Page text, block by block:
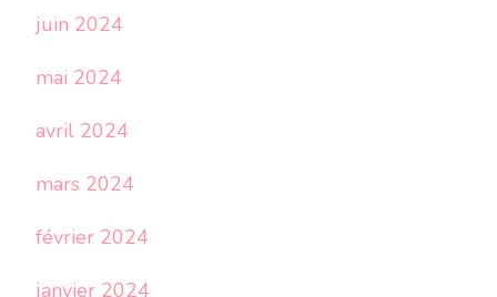
juin 2024
mai 2024
avril 2024
mars 2024
février 2024
janvier 2024